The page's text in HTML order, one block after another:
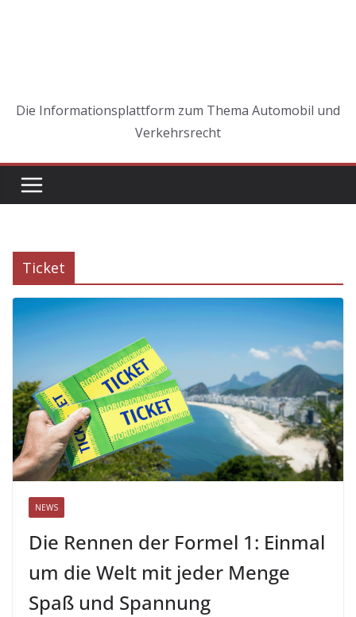
Die Informationsplattform zum Thema Automobil und
Verkehrsrecht
Ticket
NEWS
Die Rennen der Formel 1: Einmal
um die Welt mit jeder Menge
Spaß und Spannung